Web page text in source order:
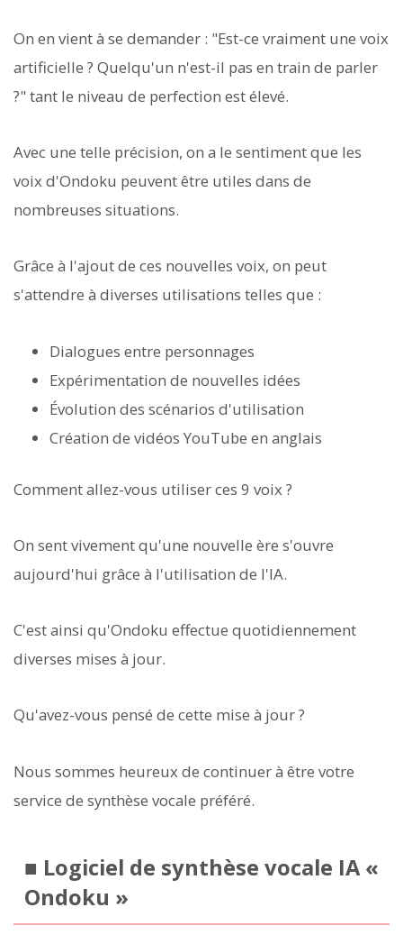
On en vient à se demander : "Est-ce vraiment une voix
artificielle ? Quelqu'un n'est-il pas en train de parler
?" tant le niveau de perfection est élevé.
Avec une telle précision, on a le sentiment que les
voix d'Ondoku peuvent être utiles dans de
nombreuses situations.
Grâce à l'ajout de ces nouvelles voix, on peut
s'attendre à diverses utilisations telles que :
Dialogues entre personnages
Expérimentation de nouvelles idées
Évolution des scénarios d'utilisation
Création de vidéos YouTube en anglais
Comment allez-vous utiliser ces 9 voix ?
On sent vivement qu'une nouvelle ère s'ouvre
aujourd'hui grâce à l'utilisation de l'IA.
C'est ainsi qu'Ondoku effectue quotidiennement
diverses mises à jour.
Qu'avez-vous pensé de cette mise à jour ?
Nous sommes heureux de continuer à être votre
service de synthèse vocale préféré.
■ Logiciel de synthèse vocale IA «
Ondoku »